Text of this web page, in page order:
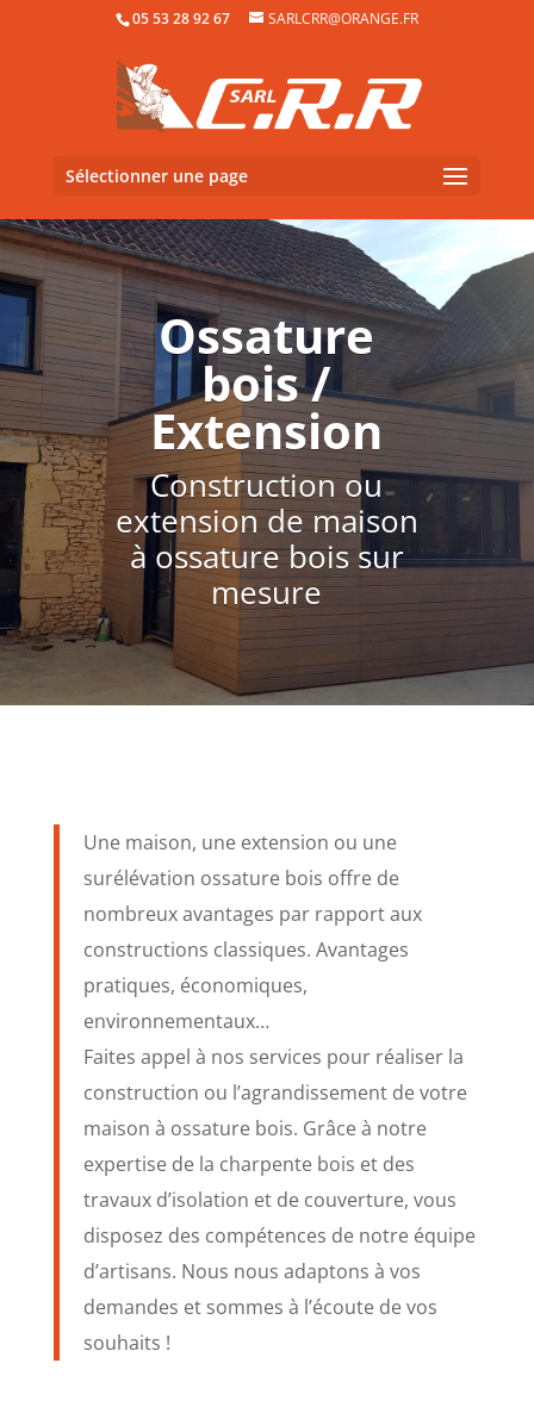
05 53 28 92 67 SARLCRR@ORANGE.FR
Sélectionner une page
Ossature
bois /
Extension
Construction ou
extension de maison
à ossature bois sur
mesure
Une maison, une extension ou une
surélévation ossature bois offre de
nombreux avantages par rapport aux
constructions classiques. Avantages
pratiques, économiques,
environnementaux…
Faites appel à nos services pour réaliser la
construction ou l’agrandissement de votre
maison à ossature bois. Grâce à notre
expertise de la charpente bois et des
travaux d’isolation et de couverture, vous
disposez des compétences de notre équipe
d’artisans. Nous nous adaptons à vos
demandes et sommes à l’écoute de vos
souhaits !